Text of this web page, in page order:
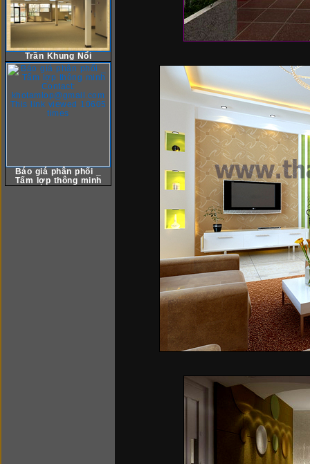
Trần Khung Nổi
Báo giá phân phối _
Tấm lợp thông minh